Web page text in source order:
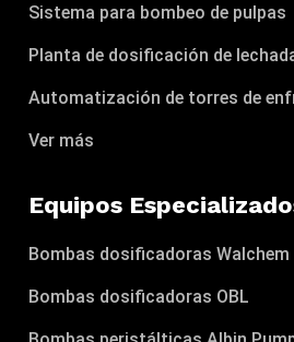
Sistema para bombeo de pulpas
Planta de dosificación de
Automatización de torres de
Ver más
Equipos
Bombas dosificadoras Walchem
Bombas dosificadoras OBL